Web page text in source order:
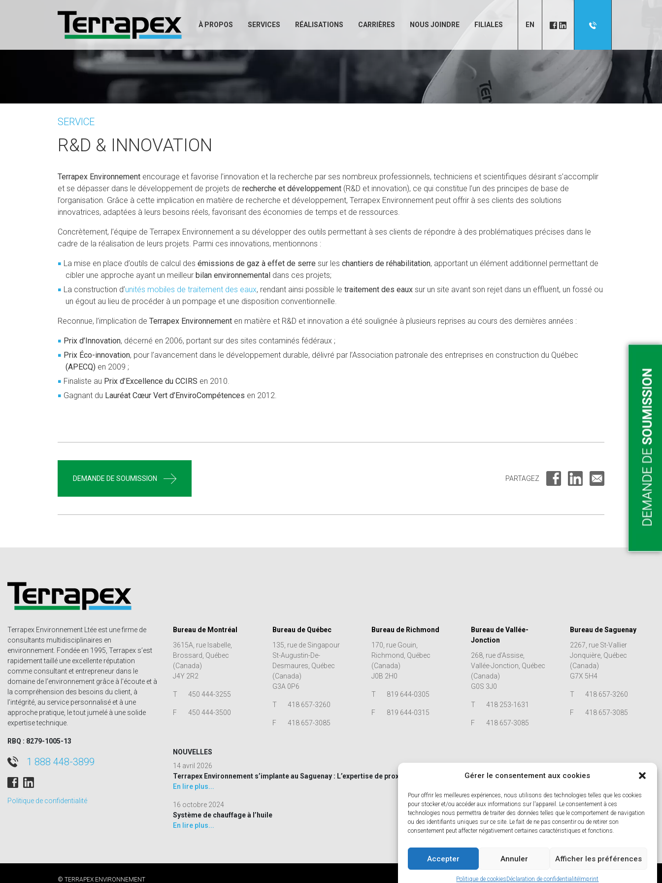
Gérer le consentement aux cookies
Pour offrir les meilleures expériences, nous utilisons des technologies telles que les cookies
pour stocker et/ou accéder aux informations sur l'appareil. Le consentement à ces
technologies nous permettra de traiter des données telles que le comportement de navigation
ou des identifiants uniques sur ce site. Le fait de ne pas consentir ou de retirer son
consentement peut affecter négativement certaines caractéristiques et fonctions.
Accepter Annuler Afficher les préférences
Politique de cookiesDéclaration de confidentialité Imprint
À PROPOS SERVICES RÉALISATIONS CARRIÈRES NOUS JOINDRE FILIALES EN
SERVICE
R&D & INNOVATION
Terrapex Environnement encourage et favorise l’innovation et la recherche par ses nombreux professionnels, techniciens et scientifiques désirant s’accomplir
et se dépasser dans le développement de projets de recherche et développement (R&D et innovation), ce qui constitue l’un des principes de base de
l’organisation. Grâce à cette implication en matière de recherche et développement, Terrapex Environnement peut offrir à ses clients des solutions
innovatrices, adaptées à leurs besoins réels, favorisant des économies de temps et de ressources.
Concrètement, l’équipe de Terrapex Environnement a su développer des outils permettant à ses clients de répondre à des problématiques précises dans le
cadre de la réalisation de leurs projets. Parmi ces innovations, mentionnons :
La mise en place d’outils de calcul des émissions de gaz à effet de serre sur les chantiers de réhabilitation, apportant un élément additionnel permettant de
cibler une approche ayant un meilleur bilan environnemental dans ces projets;
La construction d’unités mobiles de traitement des eaux, rendant ainsi possible le traitement des eaux sur un site avant son rejet dans un effluent, un fossé ou
un égout au lieu de procéder à un pompage et une disposition conventionnelle.
Reconnue, l’implication de Terrapex Environnement en matière et R&D et innovation a été soulignée à plusieurs reprises au cours des dernières années :
Prix d’Innovation, décerné en 2006, portant sur des sites contaminés fédéraux ;
Prix Éco-innovation, pour l’avancement dans le développement durable, délivré par l’Association patronale des entreprises en construction du Québec
(APECQ) en 2009 ;
Finaliste au Prix d’Excellence du CCIRS en 2010.
Gagnant du Lauréat Cœur Vert d’EnviroCompétences en 2012.
DEMANDE DE SOUMISSION PARTAGEZ
Terrapex Environnement Ltée est une firme de
consultants multidisciplinaires en
environnement. Fondée en 1995, Terrapex s’est
rapidement taillé une excellente réputation
comme consultant et entrepreneur dans le
domaine de l’environnement grâce à l’écoute et à
la compréhension des besoins du client, à
l’intégrité, au service personnalisé et à une
approche pratique, le tout jumelé à une solide
expertise technique.
RBQ : 8279-1005-13
1 888 448-3899
Politique de confidentialité
Bureau de Montréal
3615A, rue Isabelle,
Brossard, Québec
(Canada)
J4Y 2R2
T 450 444-3255
F 450 444-3500
Bureau de Québec
135, rue de Singapour
St-Augustin-De-
Desmaures, Québec
(Canada)
G3A 0P6
T 418 657-3260
F 418 657-3085
Bureau de Richmond
170, rue Gouin,
Richmond, Québec
(Canada)
J0B 2H0
T 819 644-0305
F 819 644-0315
Bureau de Vallée-
Jonction
268, rue d’Assise,
Vallée-Jonction, Québec
(Canada)
G0S 3J0
T 418 253-1631
F 418 657-3085
Bureau de Saguenay
2267, rue St-Vallier
Jonquière, Québec
(Canada)
G7X 5H4
T 418 657-3260
F 418 657-3085
NOUVELLES
14 avril 2026
Terrapex Environnement s’implante au Saguenay : L’expertise de proximité à votre service
En lire plus...
Terrapex célèbre ses 30 ans !
16 octobre 2024
Système de chauffage à l’huile
En lire plus...
© TERRAPEX ENVIRONNEMENT SOLUTIONS WEB PAR